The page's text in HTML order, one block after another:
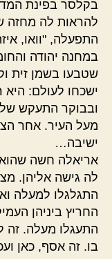
בקלסר בפינת
להראות לה מחזה
התפעלה, "וואו,
במחנה יהודה
שטבעו בשמן זית
ישכחו לעולם:
ובבוקר התעקש
מעל העיר. אחר
ישיבה…
אריאלה חשה שהוא
לה גישה אליהן.
התגלגלו למעלה
החריץ ביניהן
התעגלו מעלה. זה
בו. זה אסף, כאן